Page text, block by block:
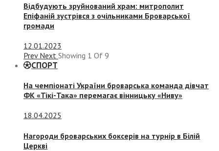
Відбудують зруйнований храм: митрополит
Епіфаній зустрівся з очільниками Броварської
громади
12.01.2023
Prev Next Showing 1 Of 9
СПОРТ
На чемпіонаті України броварська команда дівчат
ФК «Тікі-Така» перемагає вінницьку «Ниву»
18.04.2025
Нагороди броварських боксерів на турнір в Білій
Церкві